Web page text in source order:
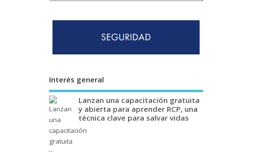
Interés general
Lanzan una capacitación gratuita
y abierta para aprender RCP, una
técnica clave para salvar vidas